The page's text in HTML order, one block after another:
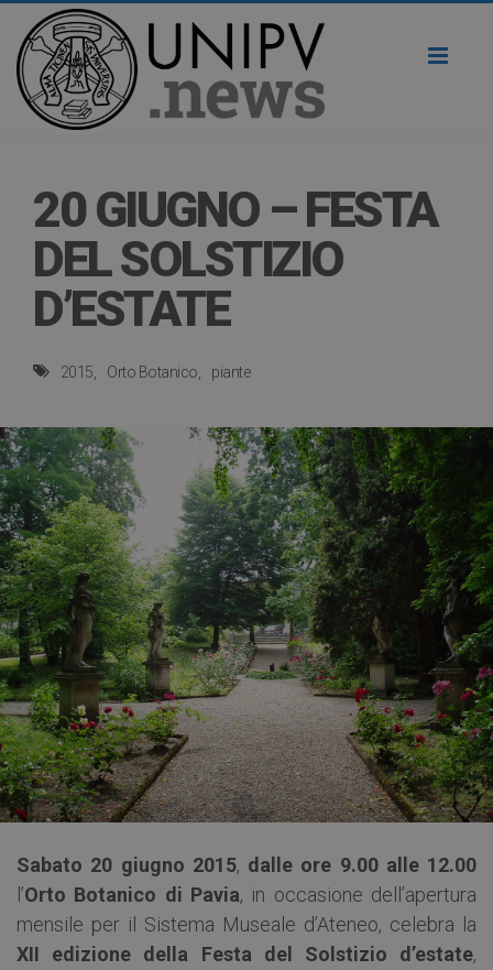
20 GIUGNO – FESTA
DEL SOLSTIZIO
D’ESTATE
2015 Orto Botanico piante
Sabato 20 giugno 2015, dalle ore 9.00 alle 12.00
l’Orto Botanico di Pavia, in occasione dell’apertura
mensile per il Sistema Museale d’Ateneo, celebra la
XII edizione della Festa del Solstizio d’estate,